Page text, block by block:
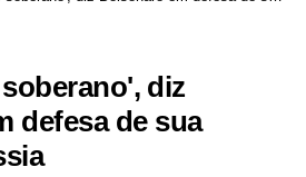
diz
defesa de sua